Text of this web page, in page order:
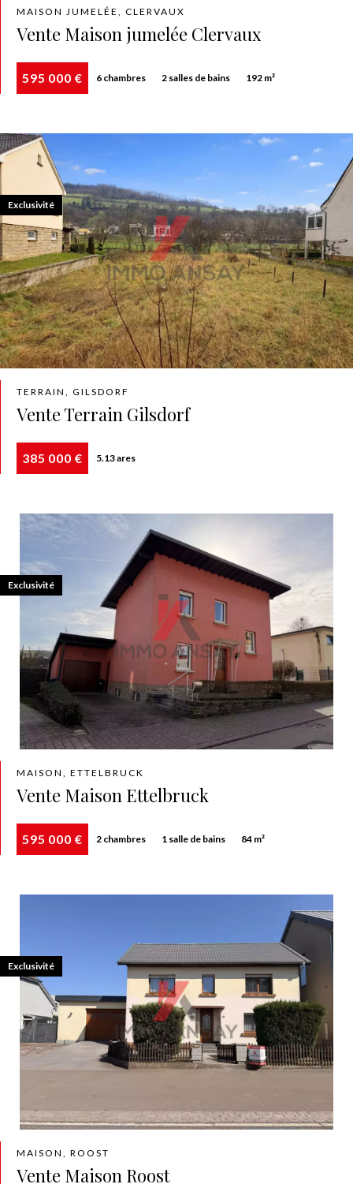
MAISON JUMELÉE, CLERVAUX
Vente Maison jumelée Clervaux
595 000 € 6 chambres 2 salles de bains 192 m²
TERRAIN, GILSDORF
Vente Terrain Gilsdorf
385 000 € 5.13 ares
Exclusivité
MAISON, ETTELBRUCK
Vente Maison Ettelbruck
595 000 € 2 chambres 1 salle de bains 84 m²
Exclusivité
MAISON, ROOST
Vente Maison Roost
Exclusivité